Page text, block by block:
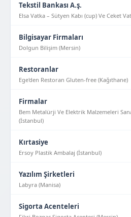
Tekstil Bankası A.ş.
Elsa Vatka – Sütyen Kabı (cup) Ve Ceket
Bilgisayar Firmaları
Dolgun Bilişim (Mersin)
Restoranlar
Ege'den Restoran Gluten-free (Kağıthane)
Firmalar
Bem Metalürji Ve Elektrik Malzemeleri
(İstanbul)
Kırtasiye
Ersoy Plastik Ambalaj (İstanbul)
Yazılım Şirketleri
Labyra (Manisa)
Sigorta Acenteleri